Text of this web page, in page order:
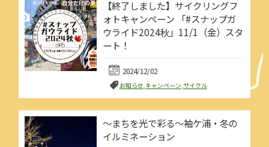
【終了しました】サイクリングフ
ォトキャンペーン 「#スナップガ
ウライド2024秋」11/1（金）スタ
ート！
2024/12/02
お知らせ,キャンペーン,サイクル
～まちを光で彩る～袖ケ浦・冬の
イルミネーション